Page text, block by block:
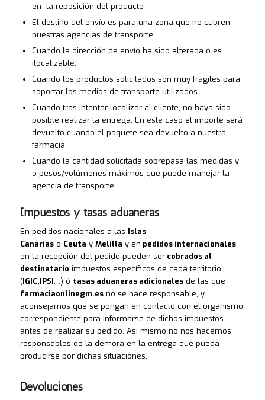
en la reposición del producto
El destino del envío es para una zona que no cubren
nuestras agencias de transporte
Cuando la dirección de envío ha sido alterada o es
ilocalizable.
Cuando los productos solicitados son muy frágiles para
soportar los medios de transporte utilizados.
Cuando tras intentar localizar al cliente, no haya sido
posible realizar la entrega. En este caso el importe será
devuelto cuando el paquete sea devuelto a nuestra
farmacia.
Cuando la cantidad solicitada sobrepasa las medidas y
o pesos/volúmenes máximos que puede manejar la
agencia de transporte.
Impuestos y tasas aduaneras
En pedidos nacionales a las Islas
Canariaso Ceuta y Melilla y en pedidos internacionales,
en la recepción del pedido pueden sercobrados al
destinatario impuestos específicos de cada territorio
(IGIC,IPSI…) ó tasas aduaneras adicionalesde las que
farmaciaonlinegm.esno se hace responsable, y
aconsejamos que se pongan en contacto con el organismo
correspondiente para informarse de dichos impuestos
antes de realizar su pedido. Así mismo no nos hacemos
responsables de la demora en la entrega que pueda
producirse por dichas situaciones.
Devoluciones